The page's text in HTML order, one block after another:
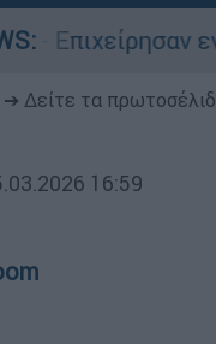
εννέα
➔ Δείτε τα
16:59